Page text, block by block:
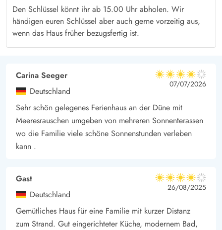
Ferienhaus mit Geschirrspüler – mehr Zeit für die Familie
Niemand wünscht sich Ferien ohne einen Geschirrspüler, daher
ist natürlich auch einer in diesem Haus vorhanden. Lasst die
Maschine den Abwasch nach einem guten Essen erledigen und
vor dem Kaminofen gemütlich oder unternehmt eine schöne
Tour zum Strand.
Den Schlüssel könnt ihr ab 15.00 Uhr abholen. Wir
händigen euren Schlüssel aber auch gerne vorzeitig aus,
wenn das Haus früher bezugsfertig ist.
Carina Seeger
Deutschland
4 von 5
4 von 5
4 out of 5
07/07/2026
Sehr schön gelegenes Ferienhaus an der Düne mit
Meeresrauschen umgeben von mehreren Sonnenterassen
wo die Familie viele schöne Sonnenstunden verleben
kann .
Gast
Deutschland
4 von 5
4 von 5
4 out of 5
26/08/2025
Gemütliches Haus für eine Familie mit kurzer Distanz
zum Strand. Gut eingerichteter Küche, modernem Bad,